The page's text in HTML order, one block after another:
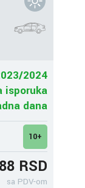
2024
isporuka
dana
10+
RSD
sa PDV-om